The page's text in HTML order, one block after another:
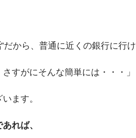
”だから、普通に近くの銀行に行
すがにそんな簡単には・・・」
ます。
れば、